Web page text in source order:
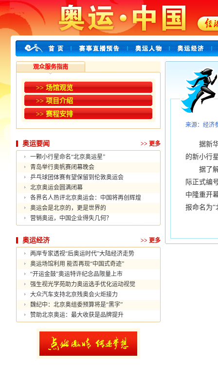
观众服务指南
>> 场馆观览
>> 项目介绍
>> 赛程安排
奥运要闻 >> 更多
一颗小行星命名“北京奥运星”
青岛举行奥帆赛闭幕晚会
乒乓球团体赛有望保留到伦敦奥运会
北京奥运会圆满闭幕
各界名人热评北京奥运会：中国将再创辉煌
奥运会是北京的，更是世界的
营销奥运，中国企业得失几何？
奥运经济 >> 更多
两岸专家透视“后奥运时代”大陆经济走势
奥运场馆利用 能否再现“中国式奇迹”
“开运金鼓”奥运特许纪念品限量上市
强生视光学苑助力奥运选手优化运动视觉
大众汽车支持北京残奥会火炬接力
魏纪中：北京奥组委预算将是“黑字”
赞助北京奥运：最大收获是品牌提升
来源：经济
据新华
的新小行
据了解
际正式编
中隆重开
报命名为“